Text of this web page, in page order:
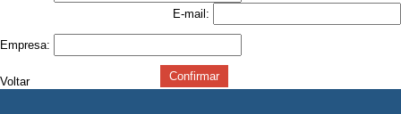
E-mail:
Empresa:
Voltar